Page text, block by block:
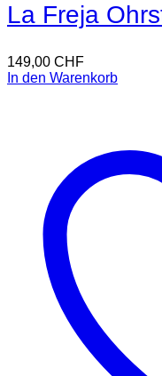
La Freja
149,00 CHF
In den Warenkorb